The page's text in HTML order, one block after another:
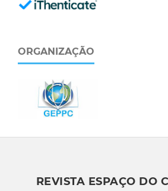
ORGANIZAÇÃO
REVISTA ESPAÇO DO